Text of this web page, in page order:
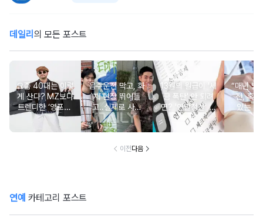
데일리 의 모든 포스트
요즘 40대는 이렇
게 산다? MZ보다
트렌디한 ‘영포티’
분석
음주운전 막고, 화
재 현장 뛰어들
고..실제로 사람
구한 연예인 10
13월의 월급이 '세
금 폭탄' 안 되려
면? '연말정산' 핵
심 꿀팁 A to Z
“매년 받
진, 혹시
있는 건
요?”
이전다음
연예 카테고리 포스트